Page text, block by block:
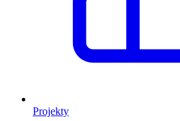
Projekty